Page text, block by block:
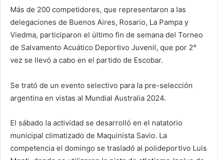
Más de 200 competidores, que representaron a las
delegaciones de Buenos Aires, Rosario, La Pampa y
Viedma, participaron el último fin de semana del Torneo
de Salvamento Acuático Deportivo Juvenil, que por 2°
vez se llevó a cabo en el partido de Escobar.
Se trató de un evento selectivo para la pre-selección
argentina en vistas al Mundial Australia 2024.
El sábado la actividad se desarrolló en el natatorio
municipal climatizado de Maquinista Savio. La
competencia el domingo se trasladó al polideportivo Luis